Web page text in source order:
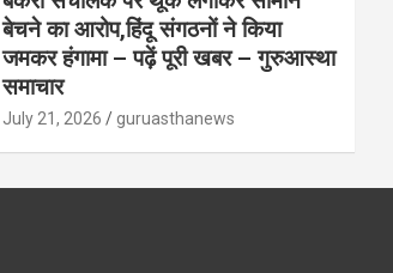
बेचने का आरोप,हिंदू संगठनों ने किया
जमकर हंगामा – पढ़ें पूरी खबर – गुरुआस्था
समाचार
July 21, 2026 guruasthanews